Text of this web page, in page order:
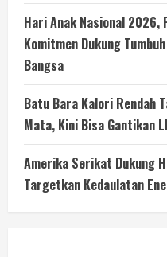
Hari Anak Nasional
Komitmen Dukung
Bangsa
Batu Bara Kalori Rendah
Mata, Kini Bisa Gantikan
Amerika Serikat Dukung
Targetkan Kedaulatan